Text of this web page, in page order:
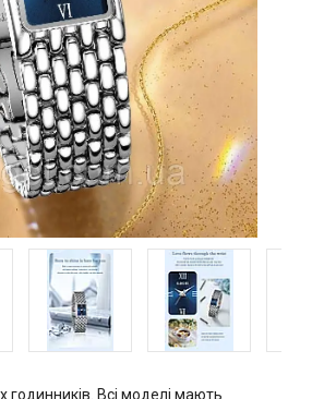
годинників. Всі моделі мають